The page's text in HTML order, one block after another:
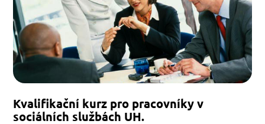
Kvalifikační kurz pro pracovníky v
sociálních službách UH.